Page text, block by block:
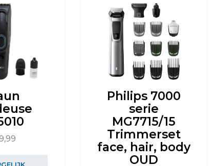
Philips 7000
serie
MG7715/15
Trimmerset
face, hair, body
OUD